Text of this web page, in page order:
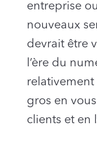
entreprise
nouveaux
devrait être
l’ère du
gros en
clients et en